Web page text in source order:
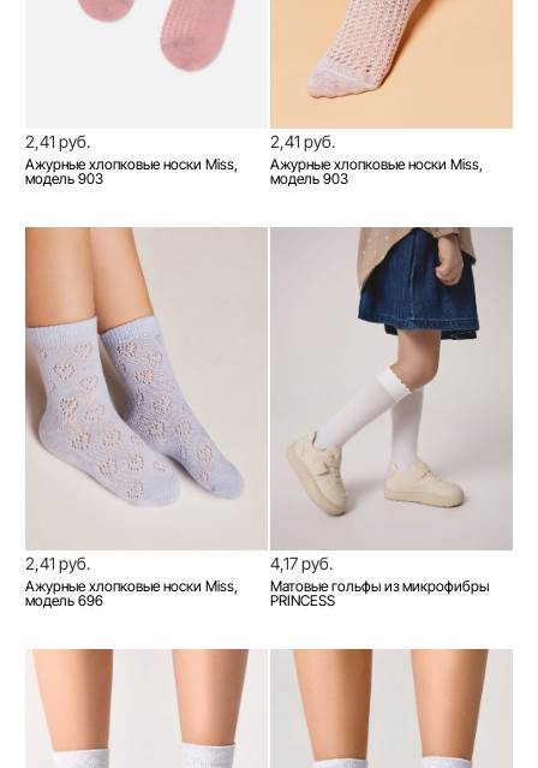
2,41 руб.
Ажурные хлопковые носки Miss,
модель 903
2,41 руб.
Ажурные хлопковые носки Miss,
модель 903
2,41 руб.
Ажурные хлопковые носки Miss,
модель 696
4,17 руб.
Матовые гольфы из микрофибры
PRINCESS